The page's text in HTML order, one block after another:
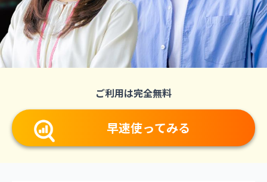
ご利用は完全無料
早速使ってみる